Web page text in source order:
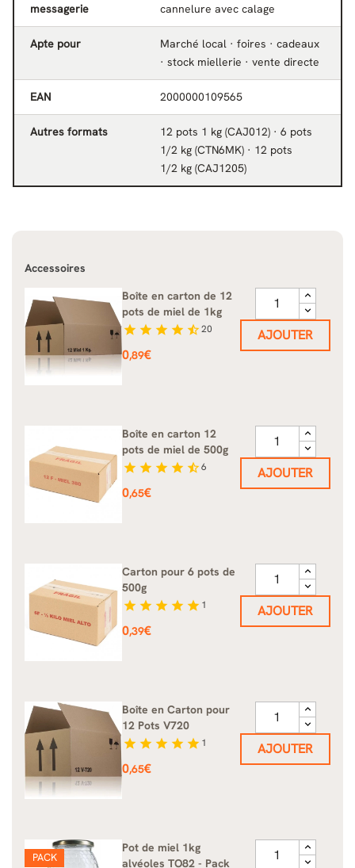
messagerie cannelure avec calage
Apte pour
Marché local · foires · cadeaux
· stock miellerie · vente directe
EAN 2000000109565
Autres formats
12 pots 1 kg (CAJ012) · 6 pots
1/2 kg (CTN6MK) · 12 pots
1/2 kg (CAJ1205)
Accessoires
Boîte en carton de 12
pots de miel de 1kg
star star star star star_half20
Prix
0,89€
AJOUTER
Boîte en carton 12
pots de miel de 500g
star star star star star_half6
Prix
0,65€
AJOUTER
Carton pour 6 pots de
500g
star star star star star 1
Prix
0,39€
AJOUTER
Boîte en Carton pour
12 Pots V720
star star star star star 1
Prix
0,65€
AJOUTER
Pot de miel 1kg
alvéoles TO82 - Pack
PACK